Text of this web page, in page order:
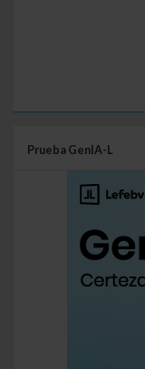
Prueba GenIA-L